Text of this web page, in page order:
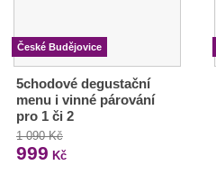
České Budějovice
5chodové degustační
menu i vinné párování
pro 1 či 2
1 090 Kč
999 Kč